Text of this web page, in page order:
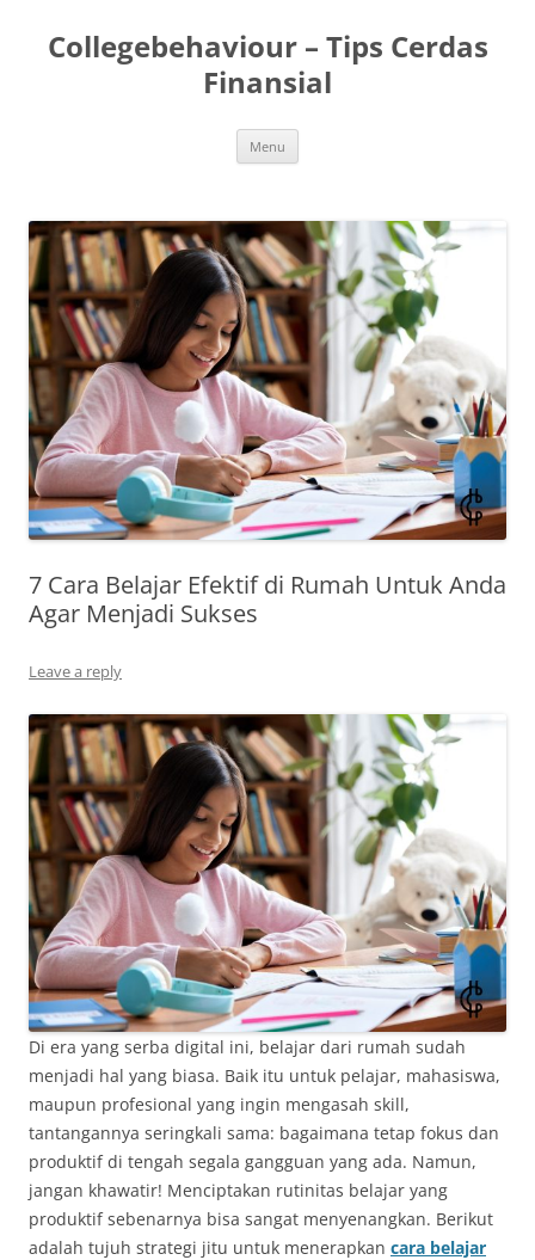
content
Collegebehaviour – Tips Cerdas
Finansial
Menu
7 Cara Belajar Efektif di Rumah Untuk Anda
Agar Menjadi Sukses
Leave a reply
Di era yang serba digital ini, belajar dari rumah sudah
menjadi hal yang biasa. Baik itu untuk pelajar, mahasiswa,
maupun profesional yang ingin mengasah skill,
tantangannya seringkali sama: bagaimana tetap fokus dan
produktif di tengah segala gangguan yang ada. Namun,
jangan khawatir! Menciptakan rutinitas belajar yang
produktif sebenarnya bisa sangat menyenangkan. Berikut
adalah tujuh strategi jitu untuk menerapkan cara belajar